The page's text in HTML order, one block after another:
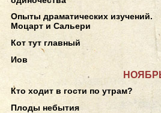
Опыты драматических изучений.
Моцарт и Сальери
Кот тут главный
Иов
Кто ходит в гости по утрам?
Плоды небытия